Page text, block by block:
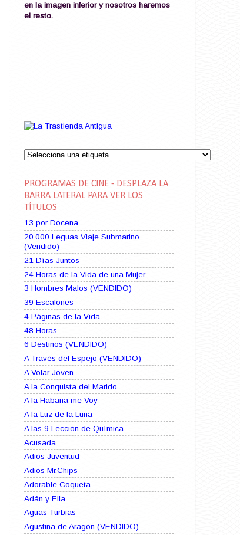
en la imagen inferior y nosotros haremos
el resto.
PROGRAMAS DE CINE - DESPLAZA LA
BARRA LATERAL PARA VER LOS
TÍTULOS
13 por Docena
20.000 Leguas Viaje Submarino
(Vendido)
21 Días Juntos
24 Horas de la Vida de una Mujer
3 Hombres Malos (VENDIDO)
39 Escalones
4 Páginas de la Vida
48 Horas
6 Destinos (VENDIDO)
A Través del Espejo (VENDIDO)
A Volar Joven
A la Conquista del Marido
A la Habana me Voy
A la Luz de la Luna
A las 9 Lección de Química
Acusada
Adiós Juventud
Adiós Mr.Chips
Adorable Coqueta
Adán y Ella
Aguas Turbias
Agustina de Aragón (VENDIDO)